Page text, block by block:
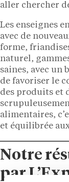
aller chercher
Les enseignes
avec de
forme,
naturel,
saines, avec un
de favoriser le
des produits et
alimentaires,
et équilibrée
Notre
par